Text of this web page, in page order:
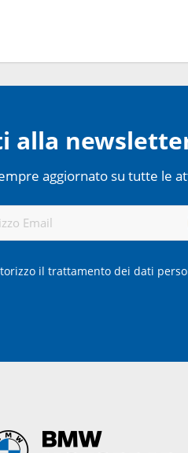
alla
aggiornato su tutte le
il trattamento dei dati